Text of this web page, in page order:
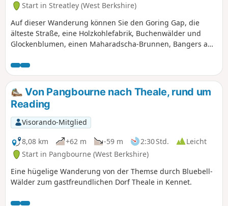
Start in Streatley (West Berkshire)
Auf dieser Wanderung können Sie den Goring Gap, die
älteste Straße, eine Holzkohlefabrik, Buchenwälder und
Glockenblumen, einen Maharadscha-Brunnen, Bangers and
Von Pangbourne nach Theale, rund um
Reading
Visorando-Mitglied
8,08 km
+62 m -59 m 2:30 Std.
Leicht
Start in Pangbourne (West Berkshire)
Eine hügelige Wanderung von der Themse durch Bluebell-
Wälder zum gastfreundlichen Dorf Theale in Kennet.